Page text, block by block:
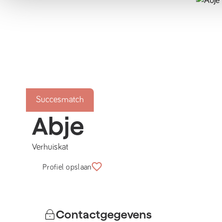
Succesmatch
Abje
Verhuiskat
Profiel opslaan
Contactgegevens